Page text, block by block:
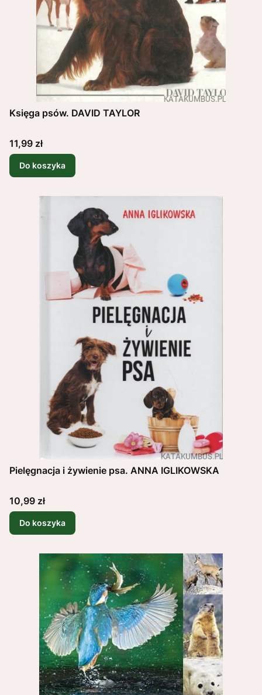
Księga psów. DAVID TAYLOR
Cena
11,99 zł
Do koszyka
Pielęgnacja i żywienie psa. ANNA IGLIKOWSKA
Cena
10,99 zł
Do koszyka